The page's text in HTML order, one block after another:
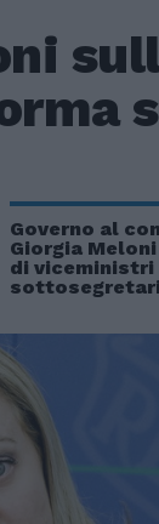
Governo al
Giorgia
di viceministri
sottosegretari